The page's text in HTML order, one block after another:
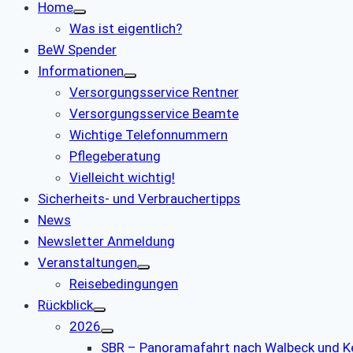
Home
Was ist eigentlich?
BeW Spender
Informationen
Versorgungsservice Rentner
Versorgungsservice Beamte
Wichtige Telefonnummern
Pflegeberatung
Vielleicht wichtig!
Sicherheits- und Verbrauchertipps
News
Newsletter Anmeldung
Veranstaltungen
Reisebedingungen
Rückblick
2026
SBR – Panoramafahrt nach Walbeck und